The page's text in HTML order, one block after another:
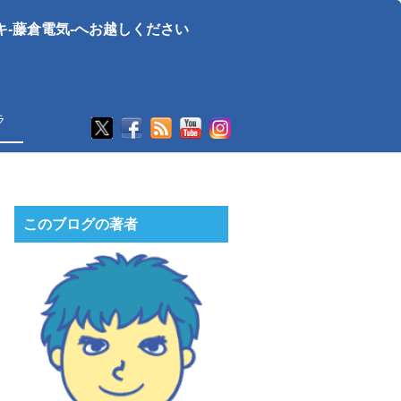
-藤倉電気-へお越しください
このブログの著者